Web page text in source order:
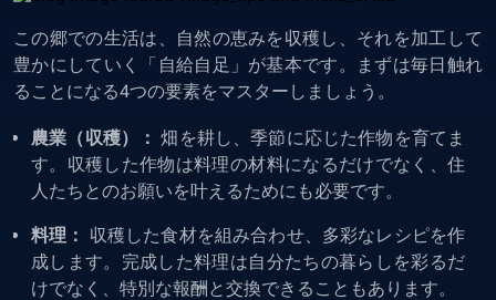
この郷での生活は、自然の恵みを収穫し、それを加工して
豊かにしていく「自給自足」が基本です。まずは毎日触れ
ることになる4つの要素をマスターしましょう。
農業（収穫）： 畑を耕し、季節に応じた作物を育てま
す。収穫した作物は料理の材料になるだけでなく、住
人たちとのお願いを叶えるためにも必要です。
料理：
収穫した食材を組み合わせ、多彩なレシピを作
成します。完成した料理は自分たちの暮らしを彩るだ
けでなく、特別な報酬と交換できることもあります。